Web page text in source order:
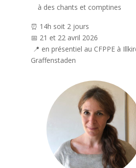
à des chants et comptines
⏰ 14h soit 2 jours
📅 21 et 22 avril 2026
📍 en présentiel au CFPPE à
Graffenstaden